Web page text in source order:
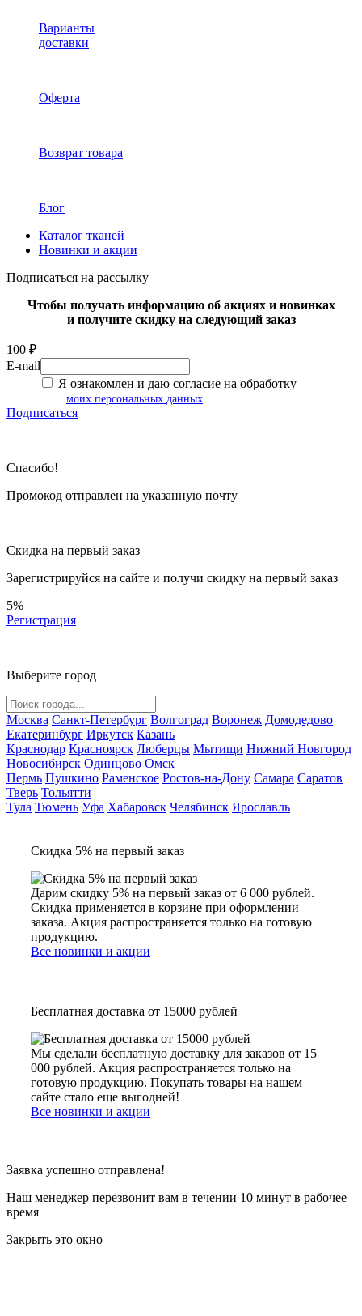
Варианты
доставки
Оферта
Возврат товара
Блог
Каталог тканей
Новинки и акции
Подписаться на рассылку
Чтобы получать информацию об акциях и новинках
и получите скидку на следующий заказ
100 ₽
E-mail
Я ознакомлен и даю согласие на обработку
моих персональных данных
Подписаться
Спасибо!
Промокод отправлен на указанную почту
Скидка на первый заказ
Зарегистрируйся на сайте и получи скидку на первый заказ
5%
Регистрация
Выберите город
Москва Санкт-Петербург Волгоград Воронеж Домодедово
Екатеринбург Иркутск Казань
Краснодар Красноярск Люберцы Мытищи Нижний Новгород
Новосибирск Одинцово Омск
Пермь Пушкино Раменское Ростов-на-Дону Самара Саратов
Тверь Тольятти
Тула Тюмень Уфа Хабаровск Челябинск Ярославль
Скидка 5% на первый заказ
Дарим скидку 5% на первый заказ от 6 000 рублей.
Скидка применяется в корзине при оформлении
заказа. Акция распространяется только на готовую
продукцию.
Все новинки и акции
Бесплатная доставка от 15000 рублей
Мы сделали бесплатную доставку для заказов от 15
000 рублей. Акция распространяется только на
готовую продукцию. Покупать товары на нашем
сайте стало еще выгодней!
Все новинки и акции
Заявка успешно отправлена!
Наш менеджер перезвонит вам в течении 10 минут в рабочее
время
Закрыть это окно